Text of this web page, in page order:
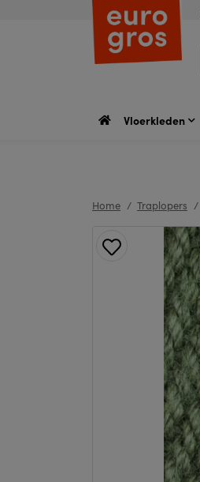
Vloerkleden
Home Traplopers